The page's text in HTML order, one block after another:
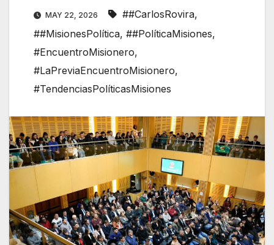
MAY 22, 2026 ##CarlosRovira,
##MisionesPolítica, ##PolíticaMisiones,
#EncuentroMisionero,
#LaPreviaEncuentroMisionero,
#TendenciasPolíticasMisiones